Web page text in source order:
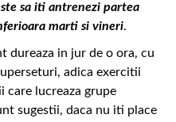
sa iti antrenezi partea
marti si vineri.
dureaza in jur de o ora, cu
adica exercitii
care lucreaza grupe
sugestii, daca nu iti place